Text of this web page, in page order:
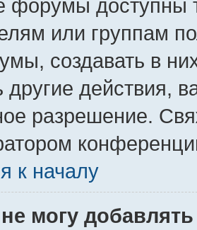
форумы доступны
или группам
создавать в
другие действия,
разрешение.
к началу
могу